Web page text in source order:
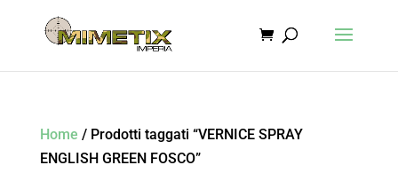
Home / Prodotti taggati “VERNICE SPRAY
ENGLISH GREEN FOSCO”